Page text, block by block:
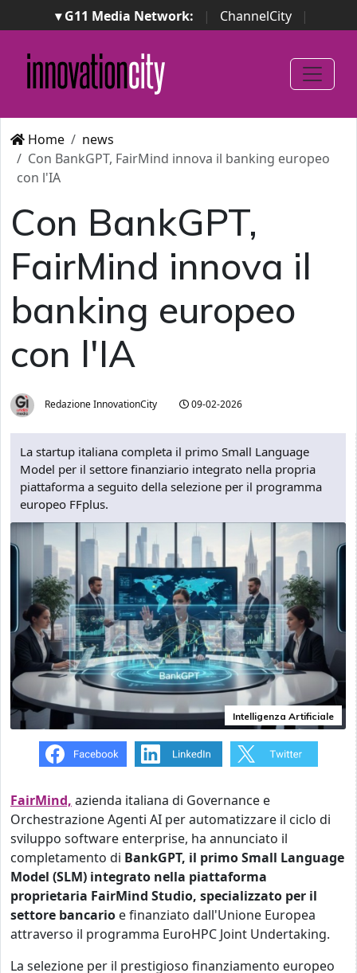
▾ G11 Media Network: | ChannelCity
|
ImpresaCity | SecurityOpenLab | Italian Channel
Awards
Italian Project Awards
Italian Security
Awards
Home
news
Con BankGPT, FairMind innova il banking europeo
con l'IA
Con BankGPT,
FairMind innova il
banking europeo
con l'IA
Redazione InnovationCity 09-02-2026
La startup italiana completa il primo Small Language
Model per il settore finanziario integrato nella propria
piattaforma a seguito della selezione per il programma
europeo FFplus.
Intelligenza Artificiale
FairMind, azienda italiana di Governance e
Orchestrazione Agenti AI per automatizzare il ciclo di
sviluppo software enterprise, ha annunciato il
completamento di BankGPT, il primo Small Language
Model (SLM) integrato nella piattaforma
proprietaria FairMind Studio, specializzato per il
settore bancario e finanziato dall'Unione Europea
attraverso il programma EuroHPC Joint Undertaking.
La selezione per il prestigioso finanziamento europeo